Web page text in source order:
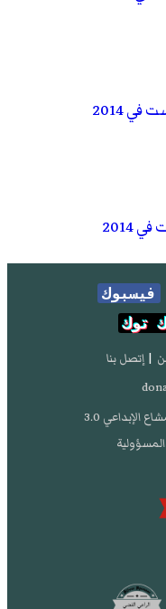
2014
2014
فيسبوك
توك
| إتصل بنا
الإبداعي 3.0
المسؤولية